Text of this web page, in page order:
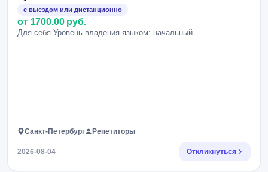
с выездом или дистанционно
от 1700.00 руб.
Для себя Уровень владения языком: начальный
Санкт-Петербург Репетиторы
2026-08-04 Откликнуться